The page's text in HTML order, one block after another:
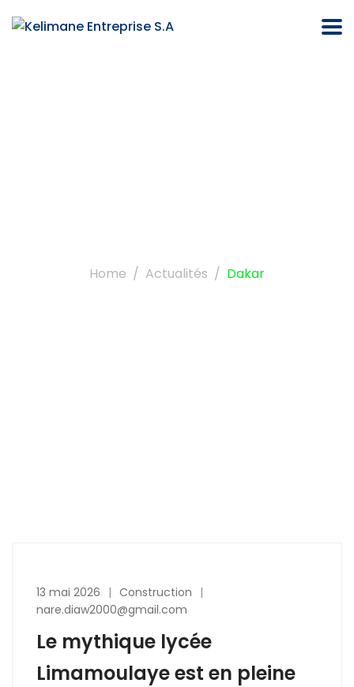
Home Actualités Dakar
13 mai 2026
Construction
nare.diaw2000@gmail.com
Le mythique lycée
Limamoulaye est en pleine